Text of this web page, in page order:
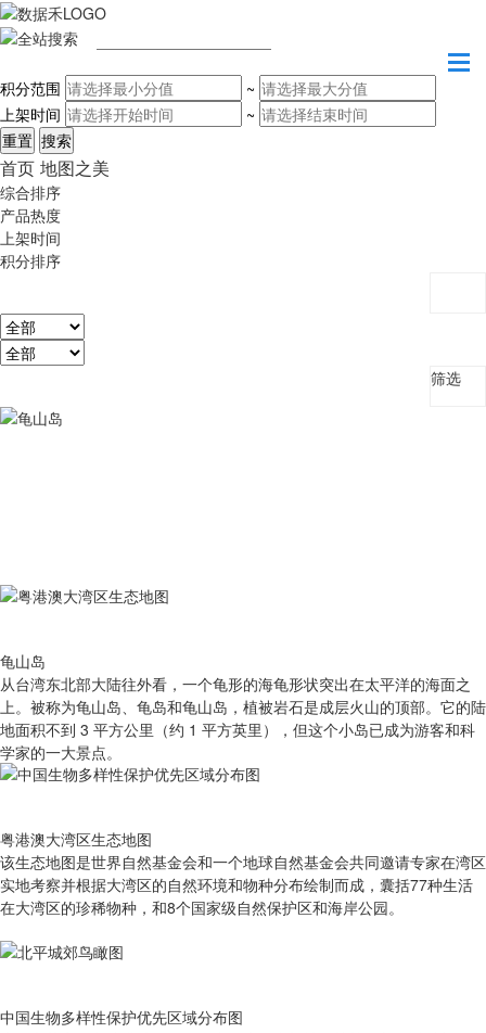
积分范围
~
上架时间
~
首页 地图之美
综合排序
产品热度
上架时间
积分排序
筛选
龟山岛
从台湾东北部大陆往外看，一个龟形的海龟形状突出在太平洋的海面之
上。被称为龟山岛、龟岛和龟山岛，植被岩石是成层火山的顶部。它的陆
地面积不到 3 平方公里（约 1 平方英里），但这个小岛已成为游客和科
学家的一大景点。
粤港澳大湾区生态地图
该生态地图是世界自然基金会和一个地球自然基金会共同邀请专家在湾区
实地考察并根据大湾区的自然环境和物种分布绘制而成，囊括77种生活
在大湾区的珍稀物种，和8个国家级自然保护区和海岸公园。
中国生物多样性保护优先区域分布图